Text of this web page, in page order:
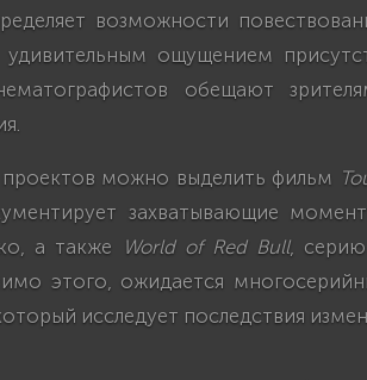
возможности
ощущением
обещают
можно выделить фильм
захватывающие
а также
World of Red Bull,
этого, ожидается
исследует последствия